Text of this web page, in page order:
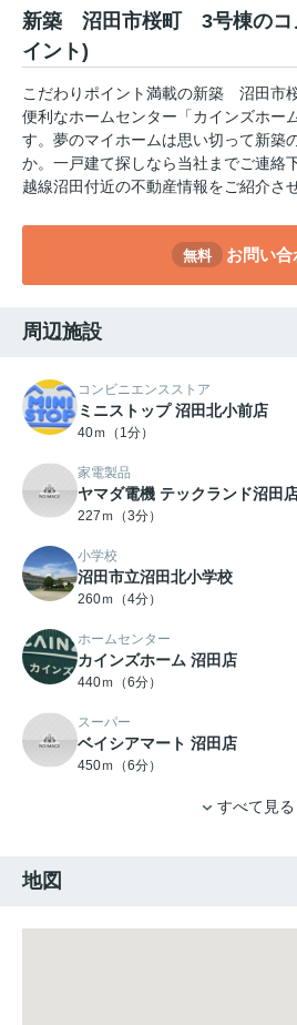
新築 沼田市桜町 3号棟のコ
イント)
こだわりポイント満載の新築 沼田市
便利なホームセンター「カインズホー
す。夢のマイホームは思い切って新築
か。一戸建て探しなら当社までご連絡
越線沼田付近の不動産情報をご紹介さ
無料 お問い合
周辺施設
コンビニエンスストア
ミニストップ 沼田北小前店
40ｍ（1分）
家電製品
ヤマダ電機 テックランド沼田
227ｍ（3分）
小学校
沼田市立沼田北小学校
260ｍ（4分）
ホームセンター
カインズホーム 沼田店
440ｍ（6分）
スーパー
ベイシアマート 沼田店
450ｍ（6分）
すべて見る
地図